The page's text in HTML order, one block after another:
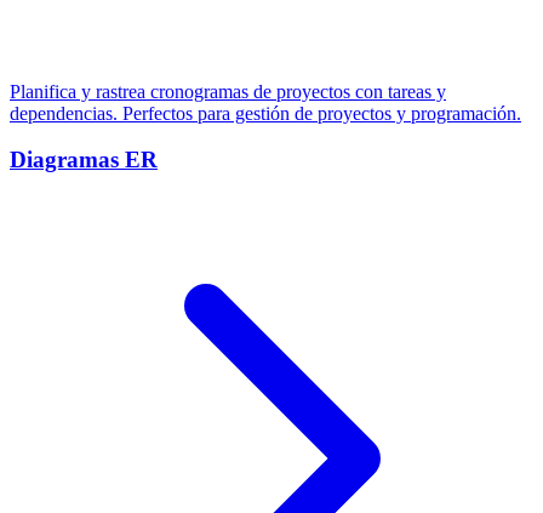
Planifica y rastrea cronogramas de proyectos con tareas y
dependencias. Perfectos para gestión de proyectos y programación.
Diagramas ER